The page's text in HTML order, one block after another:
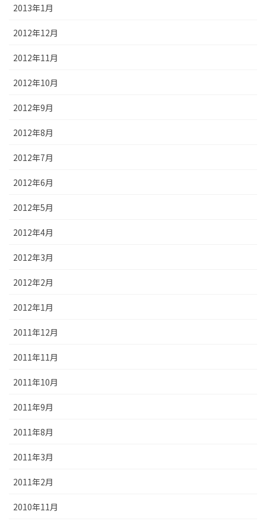
2013年1月
2012年12月
2012年11月
2012年10月
2012年9月
2012年8月
2012年7月
2012年6月
2012年5月
2012年4月
2012年3月
2012年2月
2012年1月
2011年12月
2011年11月
2011年10月
2011年9月
2011年8月
2011年3月
2011年2月
2010年11月